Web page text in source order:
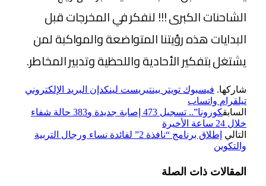
الشاحنات الكبرى !!! لنفكر في المخرجات قبل
البدايات هذه رؤيتنا المتواضعة والمواكبة لمن
يشتغل بتفكير الأحادية واللحظية وتدبير المخاطر.
شاركها. فيسبوك تويتر بينتيريست لينكدإن البريد الإلكتروني
تيلقرام واتساب
السابق
كورونا”.. تسجيل 473 إصابة جديدة و383 حالة شفاء
خلال 24 ساعة الأخيرة
التالي
إطلاق برنامج “نافذة 2” لفائدة نساء ورجال التربية
والتكوين
المقالات ذات الصلة